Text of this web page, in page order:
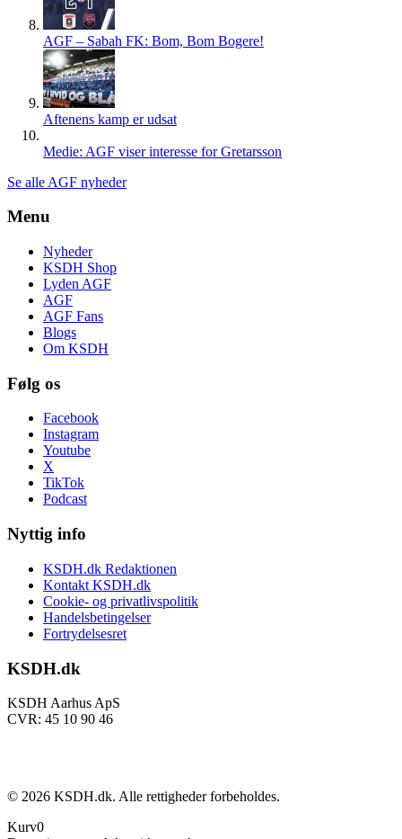
AGF – Sabah FK: Bom, Bom Bogere!
Aftenens kamp er udsat
Medie: AGF viser interesse for Gretarsson
Se alle AGF nyheder
Menu
Nyheder
KSDH Shop
Lyden AGF
AGF
AGF Fans
Blogs
Om KSDH
Følg os
Facebook
Instagram
Youtube
X
TikTok
Podcast
Nyttig info
KSDH.dk Redaktionen
Kontakt KSDH.dk
Cookie- og privatlivspolitik
Handelsbetingelser
Fortrydelsesret
KSDH.dk
KSDH Aarhus ApS
CVR: 45 10 90 46
© 2026 KSDH.dk. Alle rettigheder forbeholdes.
Kurv0